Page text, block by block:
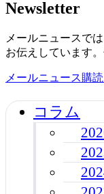
Newsletter
メールニュースで
お伝えしています
メールニュース購
コラム